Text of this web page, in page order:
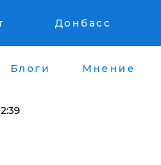
Донбасс
Блоги Мнение